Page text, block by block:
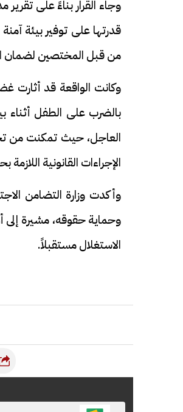
وجاء القرار بناءً على
قدرتها على توفير بيئة
من قبل المختصين لضمان
وكانت الواقعة قد أثارت
بالضرب على الطفل أثناء
العاجل، حيث تمكنت من
الإجراءات القانونية اللازمة
وأكدت وزارة التضامن
وحماية حقوقه، مشيرة
الاستغلال مستقبلاً.